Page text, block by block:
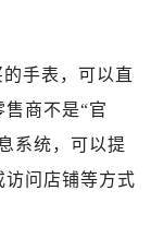
手表，可以直
商不是“官
系统，可以提
问店铺等方式